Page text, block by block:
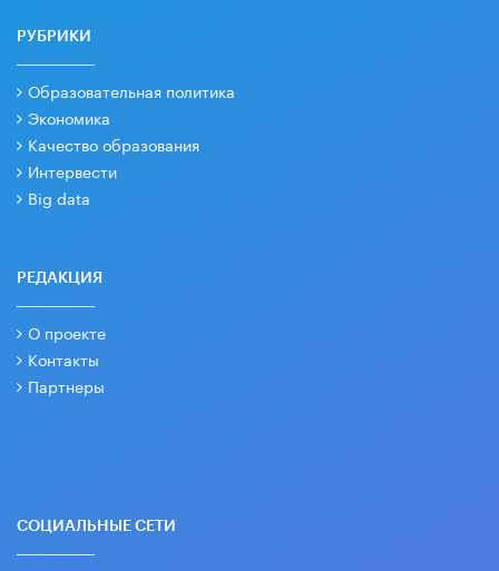
РУБРИКИ
Образовательная политика
Экономика
Качество образования
Интервести
Big data
РЕДАКЦИЯ
О проекте
Контакты
Партнеры
СОЦИАЛЬНЫЕ СЕТИ